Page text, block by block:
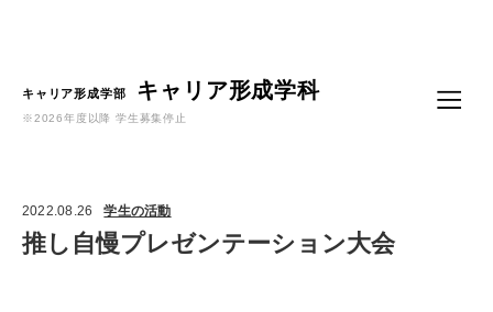
キャリア形成学部 キャリア形成学科
※2026年度以降 学生募集停止
2022.08.26 学生の活動
推し自慢プレゼンテーション大会